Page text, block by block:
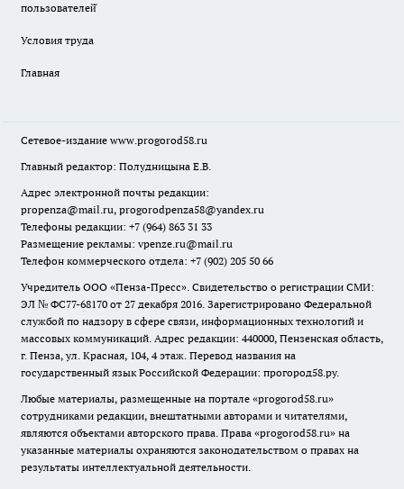
пользователей̆
Условия труда
Главная
Сетевое-издание www.progorod58.ru
Главный редактор: Полудницына Е.В.
Адрес электронной почты редакции:
propenza@mail.ru, progorodpenza58@yandex.ru
Телефоны редакции: +7 (964) 863 31 33
Размещение рекламы: vpenze.ru@mail.ru
Телефон коммерческого отдела: +7 (902) 205 50 66
Учредитель ООО «Пенза-Пресс». Свидетельство о регистрации СМИ:
ЭЛ № ФС77-68170 от 27 декабря 2016. Зарегистрировано Федеральной
службой по надзору в сфере связи, информационных технологий и
массовых коммуникаций. Адрес редакции: 440000, Пензенская область,
г. Пенза, ул. Красная, 104, 4 этаж. Перевод названия на
государственный язык Российской Федерации: прогород58.ру.
Любые материалы, размещенные на портале «progorod58.ru»
сотрудниками редакции, внештатными авторами и читателями,
являются объектами авторского права. Права «progorod58.ru» на
указанные материалы охраняются законодательством о правах на
результаты интеллектуальной деятельности.